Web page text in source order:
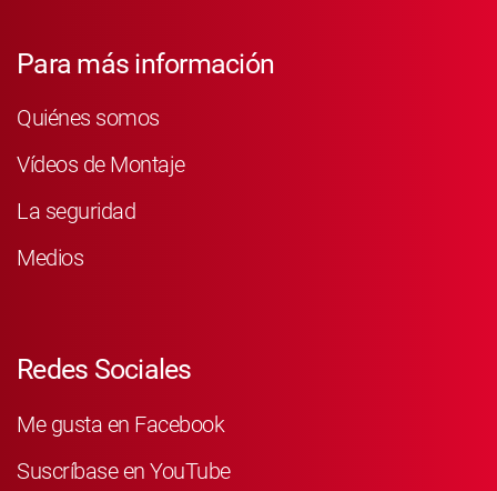
Para más información
Quiénes somos
Vídeos de Montaje
La seguridad
Medios
Redes Sociales
Me gusta en Facebook
Suscríbase en YouTube